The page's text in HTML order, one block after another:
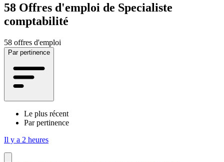
58 Offres d'emploi de Specialiste
comptabilité
58 offres d'emploi
Par pertinence
Le plus récent
Par pertinence
Il y a 2 heures